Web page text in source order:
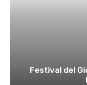
Festival del